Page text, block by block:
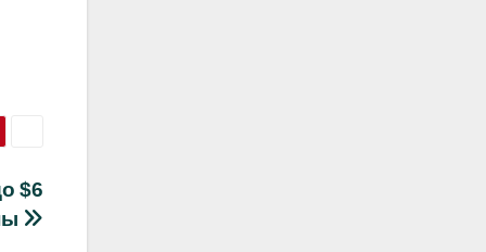
$6